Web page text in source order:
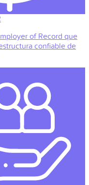
of Record que
confiable de